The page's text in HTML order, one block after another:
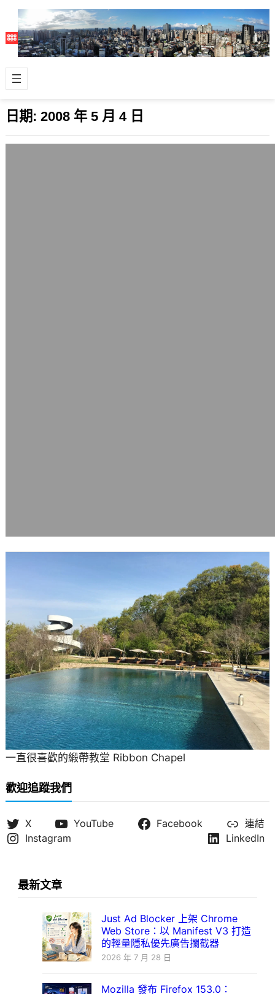
日期: 2008 年 5 月 4 日
一直很喜歡的緞帶教堂 Ribbon Chapel
歡迎追蹤我們
X YouTube Facebook
連結
Instagram
LinkedIn
最新文章
Just Ad Blocker 上架 Chrome
Web Store：以 Manifest V3 打造
的輕量隱私優先廣告攔截器
2026 年 7 月 28 日
Mozilla 發布 Firefox 153.0：